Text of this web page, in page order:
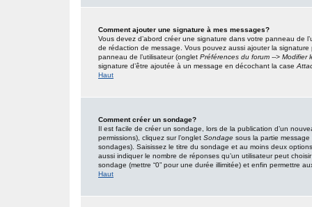
Comment ajouter une signature à mes messages?
Vous devez d’abord créer une signature dans votre panneau de
de rédaction de message. Vous pouvez aussi ajouter la
panneau de l’utilisateur (onglet Préférences du forum --> Modifier
signature d’être ajoutée à un message en décochant la case
Haut
Comment créer un sondage?
Il est facile de créer un sondage, lors de la publication d’un
permissions), cliquez sur l’onglet Sondage sous la partie
sondages). Saisissez le titre du sondage et au moins deux
aussi indiquer le nombre de réponses qu’un utilisateur peut
sondage (mettre “0” pour une durée illimitée) et enfin permettre
Haut